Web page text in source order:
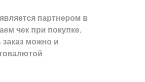
партнером в
чек при покупке.
заказ можно и